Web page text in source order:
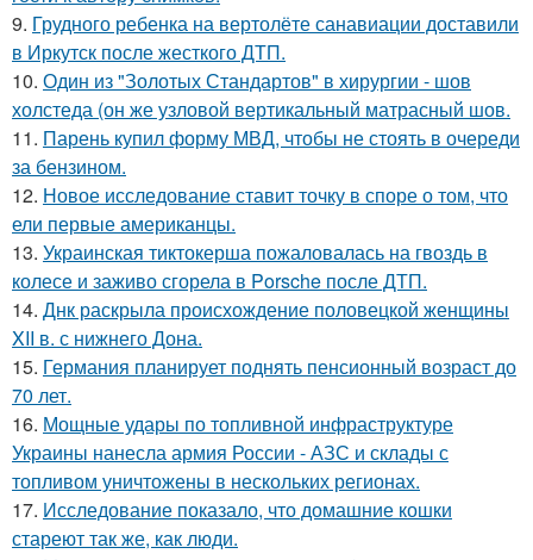
9. Грудного ребенка на вертолёте санавиации доставили
в Иркутск после жесткого ДТП.
10. Один из "Золотых Стандартов" в хирургии - шов
холстеда (он же узловой вертикальный матрасный шов.
11. Парень купил форму МВД, чтобы не стоять в очереди
за бензином.
12. Новое исследование ставит точку в споре о том, что
ели первые американцы.
13. Украинская тиктокерша пожаловалась на гвоздь в
колесе и заживо сгорела в Porsche после ДТП.
14. Днк раскрыла происхождение половецкой женщины
XII в. с нижнего Дона.
15. Германия планирует поднять пенсионный возраст до
70 лет.
16. Мощные удары по топливной инфраструктуре
Украины нанесла армия России - АЗС и склады с
топливом уничтожены в нескольких регионах.
17. Исследование показало, что домашние кошки
стареют так же, как люди.